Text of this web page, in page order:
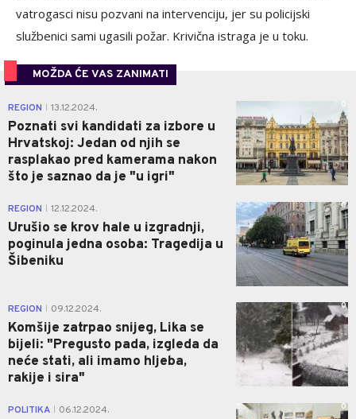
vatrogasci nisu pozvani na intervenciju, jer su policijski
službenici sami ugasili požar. Krivična istraga je u toku.
MOŽDA ĆE VAS ZANIMATI
REGION 13.12.2024.
Poznati svi kandidati za izbore u
Hrvatskoj: Jedan od njih se
rasplakao pred kamerama nakon
što je saznao da je "u igri"
0
REGION 12.12.2024.
Urušio se krov hale u izgradnji,
poginula jedna osoba: Tragedija u
Šibeniku
0
REGION 09.12.2024.
Komšije zatrpao snijeg, Lika se
bijeli: "Pregusto pada, izgleda da
neće stati, ali imamo hljeba,
rakije i sira"
0
POLITIKA 06.12.2024. 0